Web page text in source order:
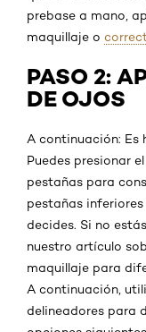
prebase a mano,
maquillaje o
PASO 2:
DE OJOS
A continuación: Es
Puedes presionar
pestañas para
pestañas
decides. Si no
nuestro artículo
maquillaje para
A continuación,
delineadores para